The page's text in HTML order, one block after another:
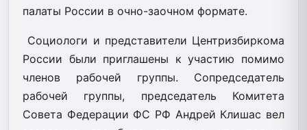
палаты России в очно-заочном формате.
Социологи и представители Центр­избиркома
России были приглашены к участию помимо
членов рабочей группы. Сопредседатель
рабочей группы, председатель Комитета
Совета Федерации ФС РФ Андрей Клишас вел